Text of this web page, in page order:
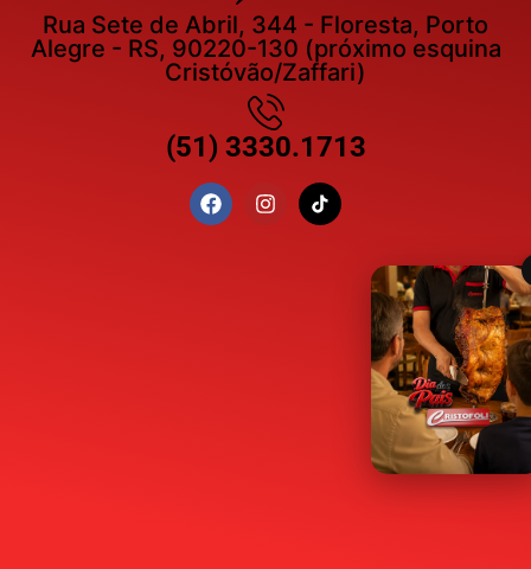
Rua Sete de Abril, 344 - Floresta, Porto
Alegre - RS, 90220-130 (próximo esquina
Cristóvão/Zaffari)
(51) 3330.1713